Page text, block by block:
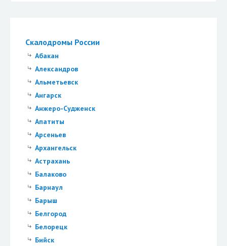
Скалодромы России
Абакан
Александров
Альметьевск
Ангарск
Анжеро-Судженск
Апатиты
Арсеньев
Архангельск
Астрахань
Балаково
Барнаул
Барыш
Белгород
Белорецк
Бийск